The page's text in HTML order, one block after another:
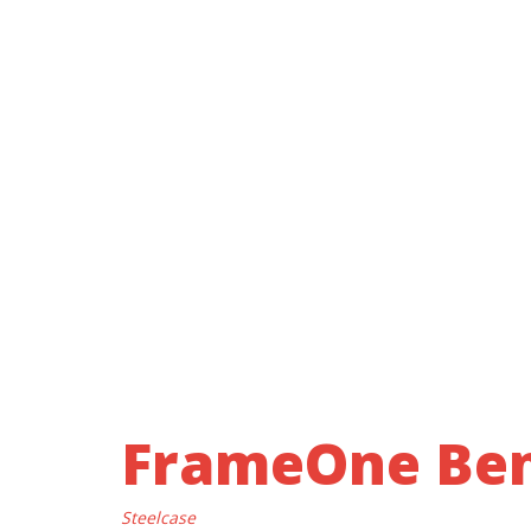
FrameOne
Steelcase